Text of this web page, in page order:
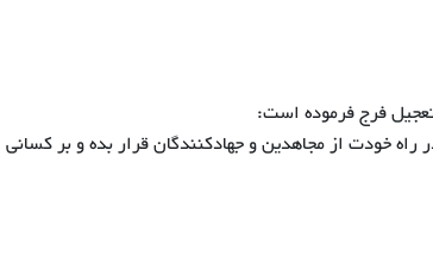
فرج فرموده است:
راه خودت از مجاهدین و جهادکنندگان قرار بده و بر کسانی